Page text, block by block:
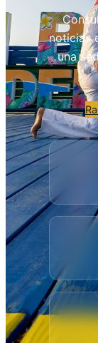
noticias
una